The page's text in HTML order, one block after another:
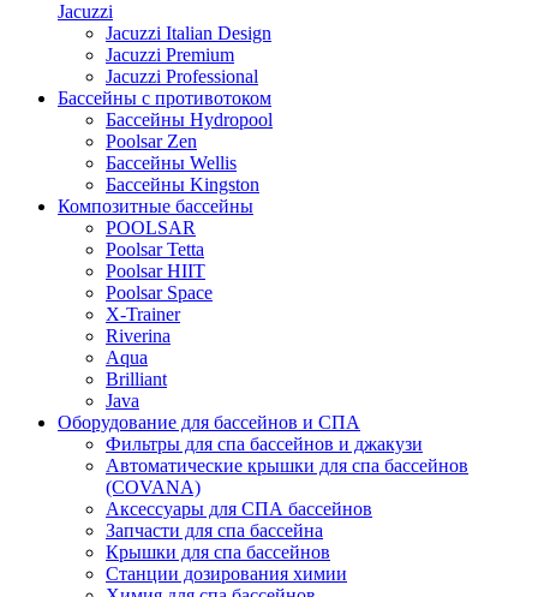
Jacuzzi
Jacuzzi Italian Design
Jacuzzi Premium
Jacuzzi Professional
Бассейны с противотоком
Бассейны Hydropool
Poolsar Zen
Бассейны Wellis
Бассейны Kingston
Композитные бассейны
POOLSAR
Poolsar Tetta
Poolsar HIIT
Poolsar Space
X-Trainer
Riverina
Aqua
Brilliant
Java
Оборудование для бассейнов и СПА
Фильтры для спа бассейнов и джакузи
Автоматические крышки для спа бассейнов
(COVANA)
Аксессуары для СПА бассейнов
Запчасти для спа бассейна
Крышки для спа бассейнов
Станции дозирования химии